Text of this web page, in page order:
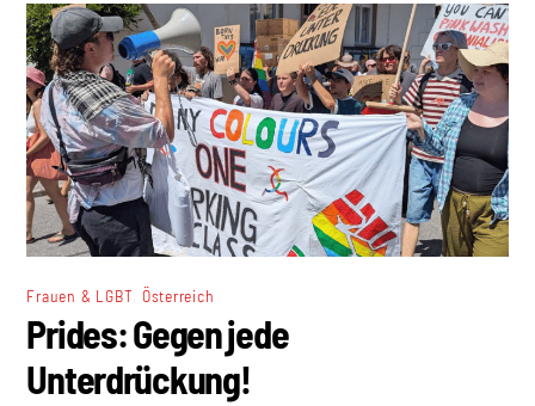
Frauen & LGBT Österreich
Prides: Gegen jede
Unterdrückung!